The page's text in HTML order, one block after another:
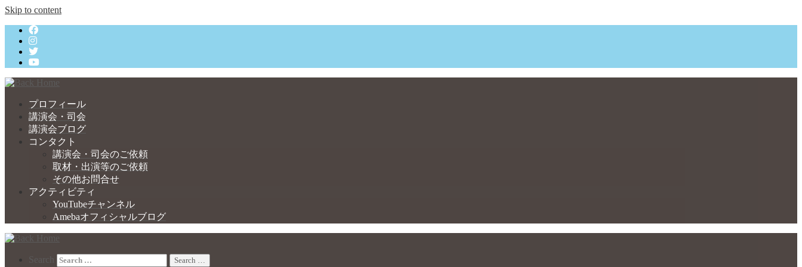
Skip to content
プロフィール
講演会・司会
講演会ブログ
コンタクト
講演会・司会のご依頼
取材・出演等のご依頼
その他お問合せ
アクティビティ
YouTubeチャンネル
Amebaオフィシャルブログ
Search Search …